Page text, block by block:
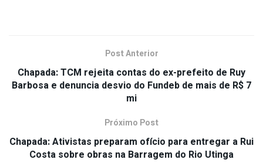
Post Anterior
Chapada: TCM rejeita contas do ex-prefeito de Ruy
Barbosa e denuncia desvio do Fundeb de mais de R$ 7
mi
Próximo Post
Chapada: Ativistas preparam ofício para entregar a Rui
Costa sobre obras na Barragem do Rio Utinga